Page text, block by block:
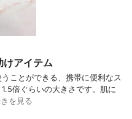
けアイテム
ことができる、携帯に便利なス
倍ぐらいの大きさです。肌に
を見る